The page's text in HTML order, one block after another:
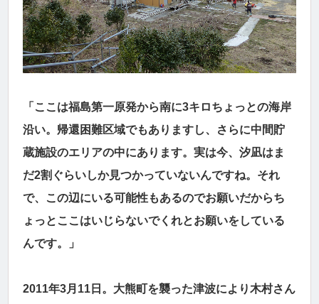
「ここは福島第一原発から南に3キロちょっとの海岸
沿い。帰還困難区域でもありますし、さらに中間貯
蔵施設のエリアの中にあります。実は今、汐凪はま
だ2割ぐらいしか見つかっていないんですね。それ
で、この辺にいる可能性もあるのでお願いだからち
ょっとここはいじらないでくれとお願いをしている
んです。」
2011年3月11日。大熊町を襲った津波により木村さん